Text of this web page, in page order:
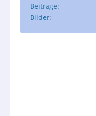
Beiträge
Bilder